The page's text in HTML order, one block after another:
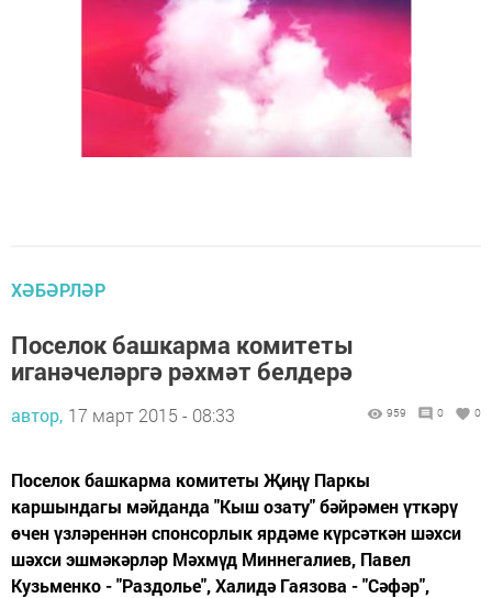
ХӘБӘРЛӘР
Поселок башкарма комитеты
иганәчеләргә рәхмәт белдерә
автор, 17 март 2015 - 08:33 959 0 0
Поселок башкарма комитеты Җиңү Паркы
каршындагы мәйданда "Кыш озату" бәйрәмен үткәрү
өчен үзләреннән спонсорлык ярдәме күрсәткән шәхси
шәхси эшмәкәрләр Мәхмүд Миннегалиев, Павел
Кузьменко - "Раздолье", Халидә Гаязова - "Сәфәр",